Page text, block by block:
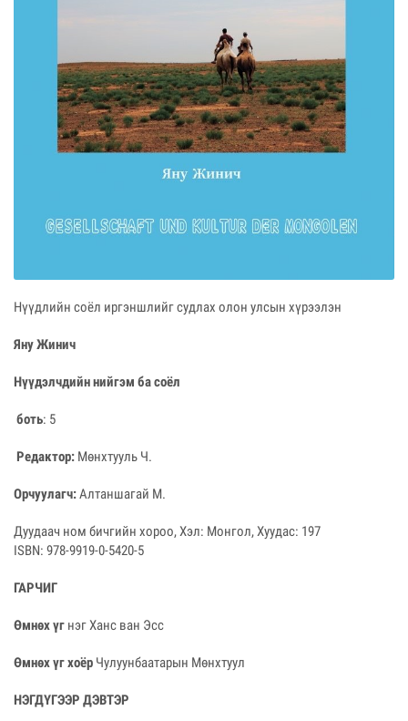
Нүүдлийн соёл иргэншлийг судлах олон улсын хүрээлэн
Яну Жинич
Нүүдэлчдийн нийгэм ба соёл
боть: 5
Редактор: Мөнхтууль Ч.
Орчуулагч:Алтаншагай М.
Дуудаач ном бичгийн хороо, Хэл: Монгол, Хуудас: 197
ISBN: 978-9919-0-5420-5
ГАРЧИГ
Өмнөх үг нэг Ханс ван Эсс
Өмнөх үг хоёр Чулуунбаатарын Мөнхтуул
НЭГДҮГЭЭР ДЭВТЭР